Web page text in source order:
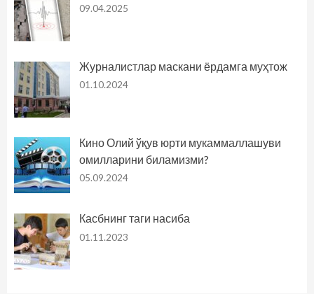
09.04.2025
Журналистлар маскани ёрдамга муҳтож
01.10.2024
Кино Олий ўқув юрти мукаммаллашуви
омилларини биламизми?
05.09.2024
Касбнинг таги насиба
01.11.2023